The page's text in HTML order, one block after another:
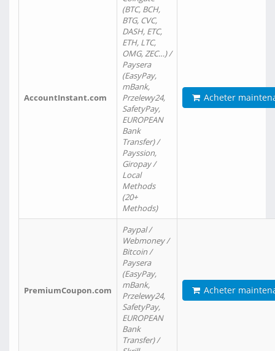
AccountInstant.com
(BTC, BCH,
BTG, CVC,
DASH, ETC,
ETH, LTC,
OMG, ZEC…) /
Paysera
(EasyPay,
mBank,
Przelewy24,
SafetyPay,
EUROPEAN
Bank
Transfer) /
Payssion,
Giropay /
Local
Methods
(20+
Methods)
Acheter
PremiumCoupon.com
Paypal /
Webmoney /
Bitcoin /
Paysera
(EasyPay,
mBank,
Przelewy24,
SafetyPay,
EUROPEAN
Bank
Transfer) /
Acheter